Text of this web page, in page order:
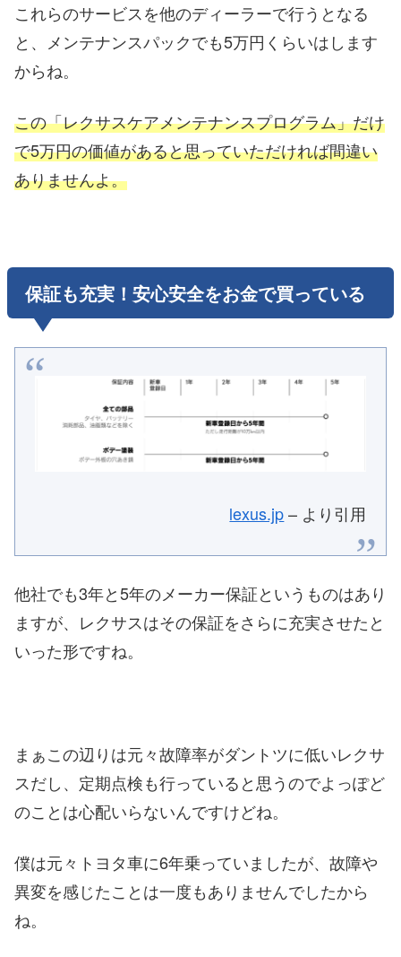
これらのサービスを他のディーラーで行うとなる
と、メンテナンスパックでも5万円くらいはします
からね。
この「レクサスケアメンテナンスプログラム」だけ
で5万円の価値があると思っていただければ間違い
ありませんよ。
保証も充実！安心安全をお金で買っている
lexus.jp– より引用
他社でも3年と5年のメーカー保証というものはあり
ますが、レクサスはその保証をさらに充実させたと
いった形ですね。
まぁこの辺りは元々故障率がダントツに低いレクサ
スだし、定期点検も行っていると思うのでよっぽど
のことは心配いらないんですけどね。
僕は元々トヨタ車に6年乗っていましたが、故障や
異変を感じたことは一度もありませんでしたから
ね。